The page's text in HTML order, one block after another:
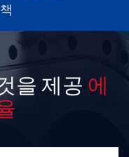
을 제공 에